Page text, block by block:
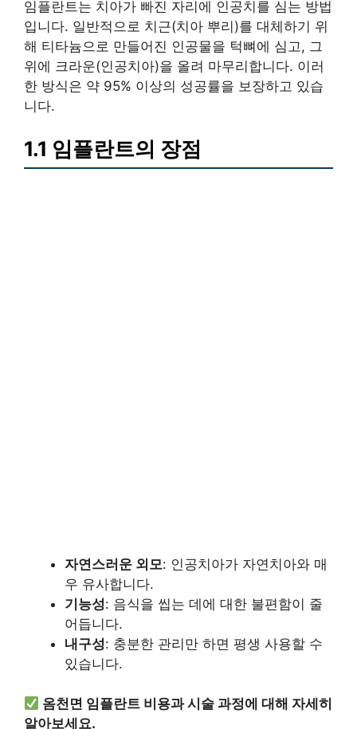
임플란트는 치아가 빠진 자리에 인공치를 심는 방법
입니다. 일반적으로 치근(치아 뿌리)를 대체하기 위
해 티타늄으로 만들어진 인공물을 턱뼈에 심고, 그
위에 크라운(인공치아)을 올려 마무리합니다. 이러
한 방식은 약 95% 이상의 성공률을 보장하고 있습
니다.
1.1 임플란트의 장점
자연스러운 외모: 인공치아가 자연치아와 매
우 유사합니다.
기능성: 음식을 씹는 데에 대한 불편함이 줄
어듭니다.
내구성: 충분한 관리만 하면 평생 사용할 수
있습니다.
옴천면 임플란트 비용과 시술 과정에 대해 자세히
알아보세요.